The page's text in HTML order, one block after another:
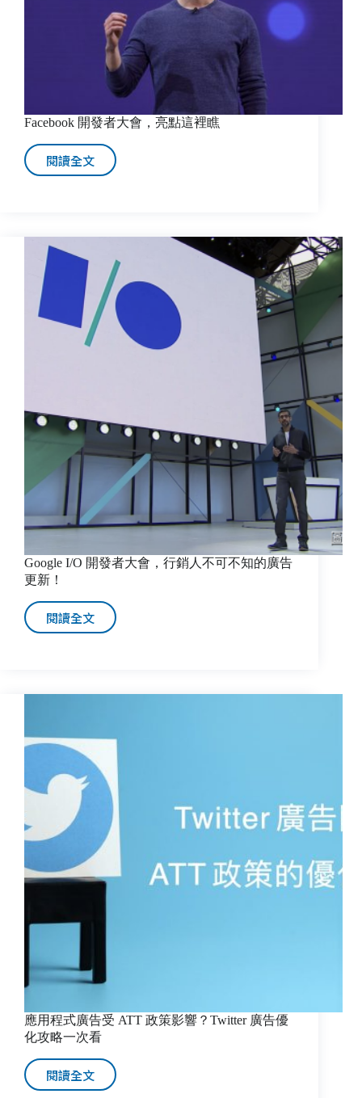
Facebook 開發者大會，亮點這裡瞧
閱讀全文
Google I/O 開發者大會，行銷人不可不知的廣告
更新！
閱讀全文
應用程式廣告受 ATT 政策影響？Twitter 廣告優
化攻略一次看
閱讀全文